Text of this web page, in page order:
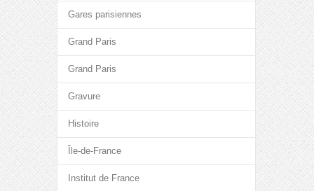
Gares parisiennes
Grand Paris
Grand Paris
Gravure
Histoire
Île-de-France
Institut de France